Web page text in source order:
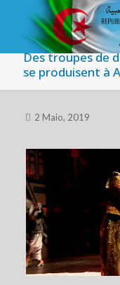
Des troupes de
se produisent à
2 Maio, 2019